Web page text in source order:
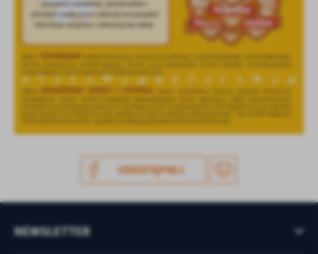
treści w postaci wiadomości, ofert, komunikatów mediów
społecznościowych.
UDOSTĘPNIJ
NEWSLETTER